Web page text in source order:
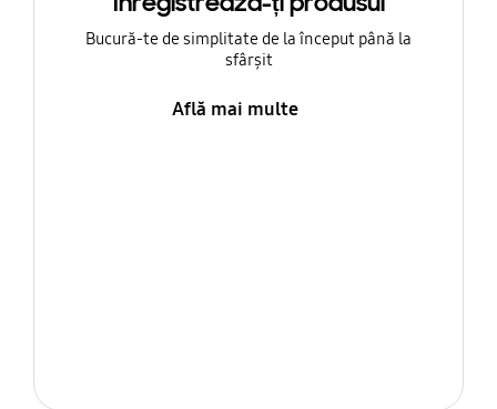
Bucură-te de simplitate de la început până la
sfârșit
Află mai multe